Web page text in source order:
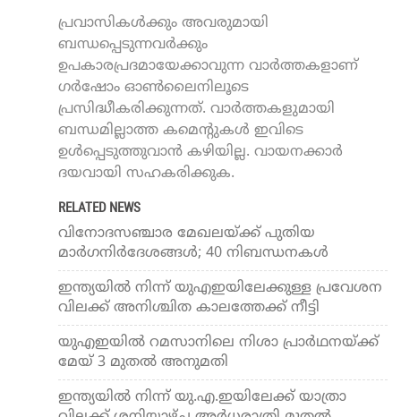
പ്രവാസികൾക്കും അവരുമായി
ബന്ധപ്പെടുന്നവർക്കും
ഉപകാരപ്രദമായേക്കാവുന്ന വാർത്തകളാണ്
ഗർഷോം ഓൺലൈനിലൂടെ
പ്രസിദ്ധീകരിക്കുന്നത്. വാർത്തകളുമായി
ബന്ധമില്ലാത്ത കമെന്റുകൾ ഇവിടെ
ഉൾപ്പെടുത്തുവാൻ കഴിയില്ല. വായനക്കാർ
ദയവായി സഹകരിക്കുക.
RELATED NEWS
വിനോദസഞ്ചാര മേഖലയ്ക്ക് പുതിയ
മാര്‍ഗനിര്‍ദേശങ്ങള്‍; 40 നിബന്ധനകള്‍
ഇന്ത്യയില്‍ നിന്ന് യുഎഇയിലേക്കുള്ള പ്രവേശന
വിലക്ക് അനിശ്ചിത കാലത്തേക്ക് നീട്ടി
യുഎഇയില്‍ റമസാനിലെ നിശാ പ്രാര്‍ഥനയ്ക്ക്
മേയ് 3 മുതല്‍ അനുമതി
ഇന്ത്യയില്‍ നിന്ന് യു.എ.ഇയിലേക്ക് യാത്രാ